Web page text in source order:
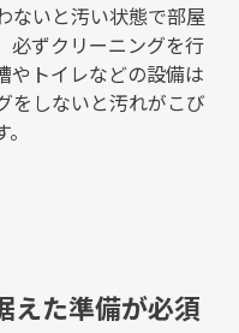
ないと汚い状態で部屋
必ずクリーニングを行
やトイレなどの設備は
をしないと汚れがこび
えた準備が必須